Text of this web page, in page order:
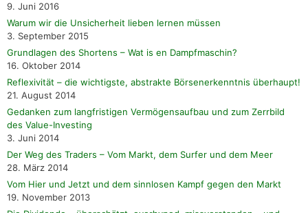
9. Juni 2016
Warum wir die Unsicherheit lieben lernen müssen
3. September 2015
Grundlagen des Shortens – Wat is en Dampfmaschin?
16. Oktober 2014
Reflexivität – die wichtigste, abstrakte Börsenerkenntnis überhaupt!
21. August 2014
Gedanken zum langfristigen Vermögensaufbau und zum Zerrbild
des Value-Investing
3. Juni 2014
Der Weg des Traders – Vom Markt, dem Surfer und dem Meer
28. März 2014
Vom Hier und Jetzt und dem sinnlosen Kampf gegen den Markt
19. November 2013